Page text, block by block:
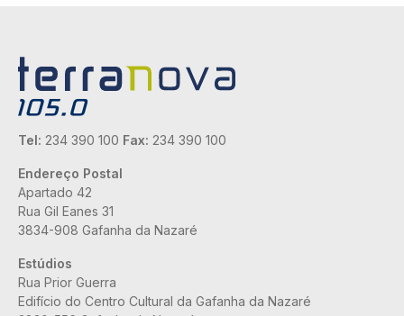
Tel: 234 390 100 Fax: 234 390 100
Endereço Postal
Apartado 42
Rua Gil Eanes 31
3834-908 Gafanha da Nazaré
Estúdios
Rua Prior Guerra
Edifício do Centro Cultural da Gafanha da Nazaré